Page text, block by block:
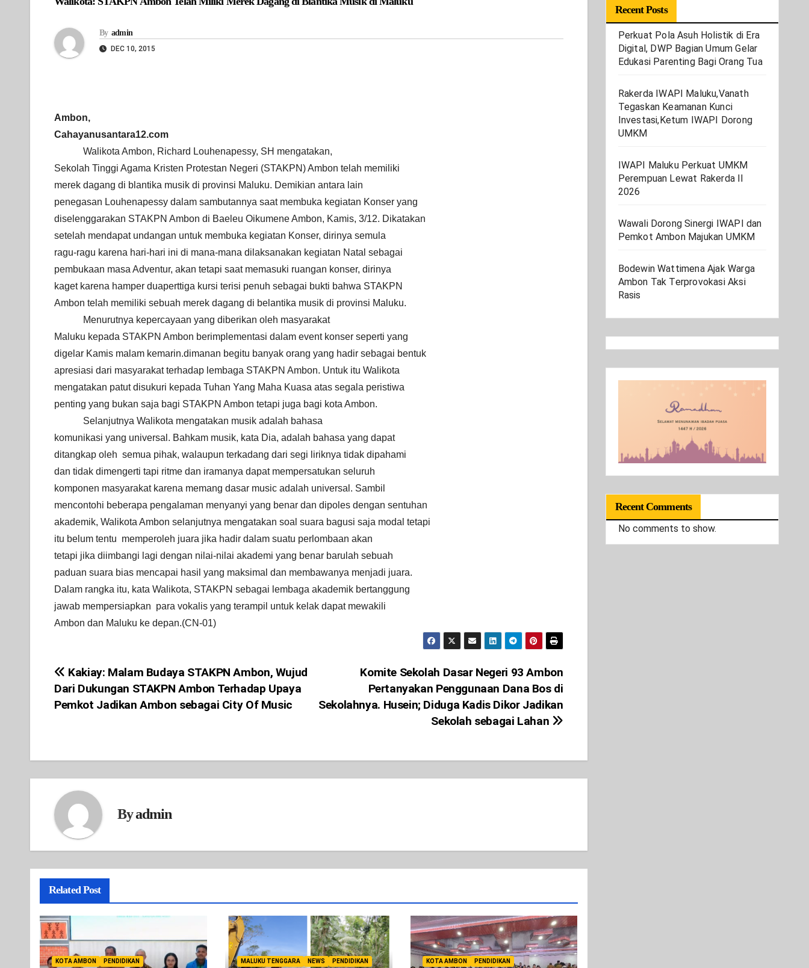
By admin
DEC 10, 2015
Ambon,
Cahayanusantara12.com
Walikota Ambon, Richard Louhenapessy, SH mengatakan,
Sekolah Tinggi Agama Kristen Protestan Negeri (STAKPN) Ambon telah memiliki
merek dagang di blantika musik di provinsi Maluku. Demikian antara lain
penegasan Louhenapessy dalam sambutannya saat membuka kegiatan Konser yang
diselenggarakan STAKPN Ambon di Baeleu Oikumene Ambon, Kamis, 3/12. Dikatakan
setelah mendapat undangan untuk membuka kegiatan Konser, dirinya semula
ragu-ragu karena hari-hari ini di mana-mana dilaksanakan kegiatan Natal sebagai
pembukaan masa Adventur, akan tetapi saat memasuki ruangan konser, dirinya
kaget karena hamper duaperttiga kursi terisi penuh sebagai bukti bahwa STAKPN
Ambon telah memiliki sebuah merek dagang di belantika musik di provinsi Maluku.
Menurutnya kepercayaan yang diberikan oleh masyarakat
Maluku kepada STAKPN Ambon berimplementasi dalam event konser seperti yang
digelar Kamis malam kemarin.dimanan begitu banyak orang yang hadir sebagai bentuk
apresiasi dari masyarakat terhadap lembaga STAKPN Ambon. Untuk itu Walikota
mengatakan patut disukuri kepada Tuhan Yang Maha Kuasa atas segala peristiwa
penting yang bukan saja bagi STAKPN Ambon tetapi juga bagi kota Ambon.
Selanjutnya Walikota mengatakan musik adalah bahasa
komunikasi yang universal. Bahkam musik, kata Dia, adalah bahasa yang dapat
ditangkap oleh semua pihak, walaupun terkadang dari segi liriknya tidak dipahami
dan tidak dimengerti tapi ritme dan iramanya dapat mempersatukan seluruh
komponen masyarakat karena memang dasar music adalah universal. Sambil
mencontohi beberapa pengalaman menyanyi yang benar dan dipoles dengan sentuhan
akademik, Walikota Ambon selanjutnya mengatakan soal suara bagusi saja modal tetapi
itu belum tentu memperoleh juara jika hadir dalam suatu perlombaan akan
tetapi jika diimbangi lagi dengan nilai-nilai akademi yang benar barulah sebuah
paduan suara bias mencapai hasil yang maksimal dan membawanya menjadi juara.
Dalam rangka itu, kata Walikota, STAKPN sebagai lembaga akademik bertanggung
jawab mempersiapkan para vokalis yang terampil untuk kelak dapat mewakili
Ambon dan Maluku ke depan.(CN-01)
Post
navigation
Komite Sekolah Dasar Negeri 93 Ambon
Pertanyakan Penggunaan Dana Bos di
Sekolahnya. Husein; Diduga Kadis Dikor Jadikan
Sekolah sebagai Lahan
Kakiay: Malam Budaya STAKPN Ambon, Wujud
Dari Dukungan STAKPN Ambon Terhadap Upaya
Pemkot Jadikan Ambon sebagai City Of Music
Byadmin
Related Post
KOTA AMBON PENDIDIKAN MALUKU TENGGARA NEWS PENDIDIKAN KOTA AMBON PENDIDIKAN
Recent Posts
Perkuat Pola Asuh Holistik di Era
Digital, DWP Bagian Umum Gelar
Edukasi Parenting Bagi Orang Tua
Rakerda IWAPI Maluku,Vanath
Tegaskan Keamanan Kunci
Investasi,Ketum IWAPI Dorong
UMKM
IWAPI Maluku Perkuat UMKM
Perempuan Lewat Rakerda II
2026
Wawali Dorong Sinergi IWAPI dan
Pemkot Ambon Majukan UMKM
Bodewin Wattimena Ajak Warga
Ambon Tak Terprovokasi Aksi
Rasis
Recent Comments
No comments to show.